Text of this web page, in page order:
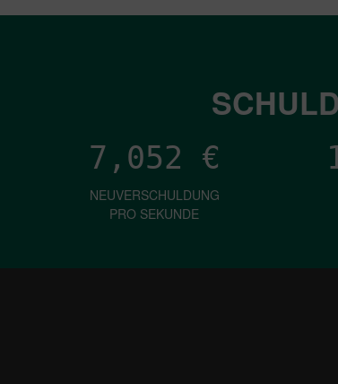
7,052 €
NEUVERSCHULDUNG
PRO SEKUNDE